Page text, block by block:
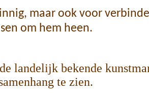
maar ook voor
om hem heen.
landelijk bekende
te zien.